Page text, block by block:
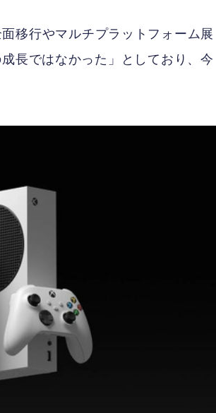
移行やマルチプラットフォーム展
長ではなかった」としており、今